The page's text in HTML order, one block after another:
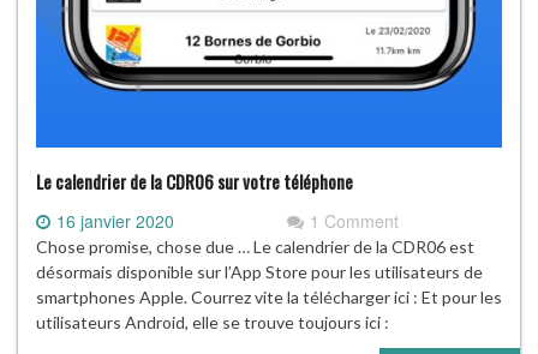
Le calendrier de la CDR06 sur votre téléphone
16 janvier 2020 1 Comment
Chose promise, chose due … Le calendrier de la CDR06 est
désormais disponible sur l’App Store pour les utilisateurs de
smartphones Apple. Courrez vite la télécharger ici : Et pour les
utilisateurs Android, elle se trouve toujours ici :